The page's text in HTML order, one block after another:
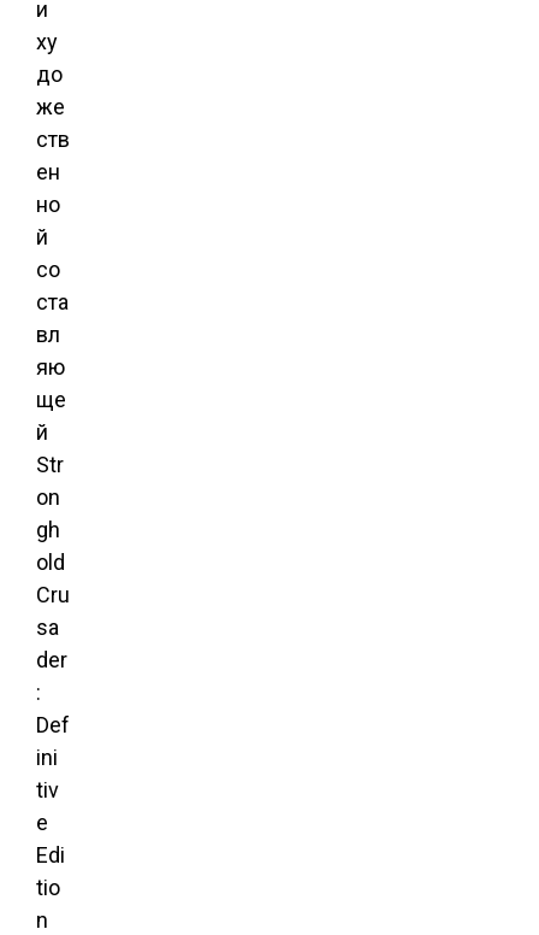
и
ху
до
же
ств
ен
но
й
со
ста
вл
яю
ще
й
Str
on
gh
old
Cru
sa
der
:
Def
ini
tiv
e
Edi
tio
n